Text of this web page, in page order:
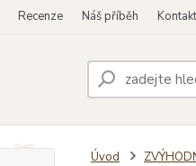
Recenze Náš příběh
Úvod